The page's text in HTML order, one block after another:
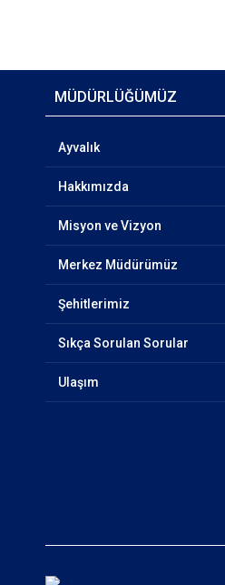
MÜDÜRLÜĞÜMÜZ
Ayvalık
Hakkımızda
Misyon ve Vizyon
Merkez Müdürümüz
Şehitlerimiz
Sıkça Sorulan Sorular
Ulaşım